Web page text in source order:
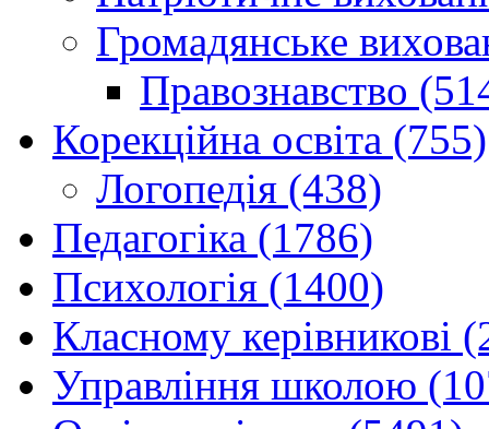
Громадянське
Правознавство
Корекційна освіта (755)
Логопедія (438)
Педагогіка (1786)
Психологія (1400)
Класному керівникові
Управління школою